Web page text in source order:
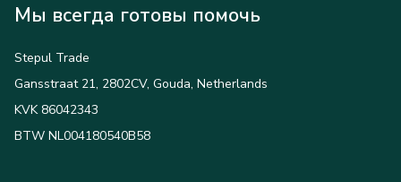
Мы всегда готовы помочь
Stepul Trade
Gansstraat 21, 2802CV, Gouda, Netherlands
KVK 86042343
BTW NL004180540B58